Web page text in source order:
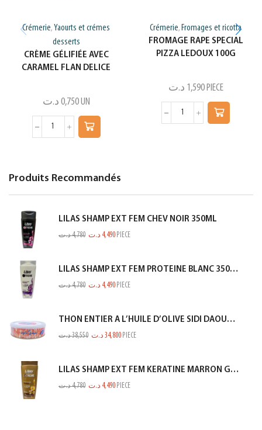
Crémerie, Yaourts et crémes
desserts
CRÈME GÉLIFIÉE AVEC
CARAMEL FLAN DELICE
0,750 د.ت UN
Crémerie, Fromages et ricotta
FROMAGE RAPE SPECIAL
PIZZA LEDOUX 100G
1,590 د.ت PIECE
Produits Recommandés
LILAS SHAMP EXT FEM CHEV NOIR 350ML
4,780د.ت 4,490 د.ت PIECE
LILAS SHAMP EXT FEM PROTEINE BLANC 350ML
4,780د.ت 4,490 د.ت PIECE
THON ENTIER A L’HUILE D’OLIVE SIDI DAOUD 950G
38,550د.ت 34,800 د.ت PIECE
LILAS SHAMP EXT FEM KERATINE MARRON GOLD 350ML
4,780د.ت 4,490 د.ت PIECE